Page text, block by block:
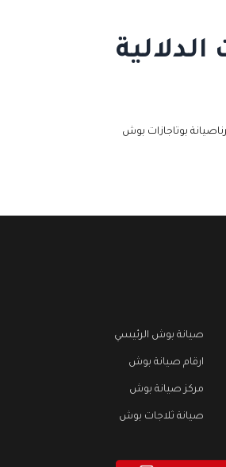
الدلالية
بوتاجازات بوش
صيانة بوش الرئيسي
ارقام صيانة بوش
مركز صيانة بوش
صيانة ثلاجات بوش